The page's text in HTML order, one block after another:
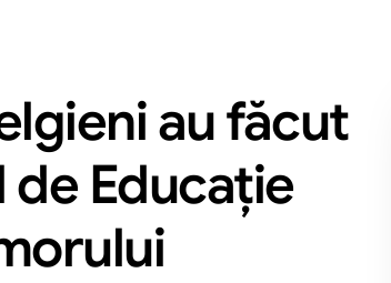
au făcut
Educație